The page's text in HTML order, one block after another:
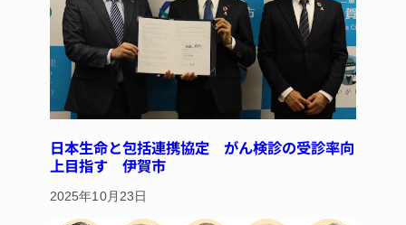
日本生命と包括連携協定 がん検診の受診率向
上目指す 伊賀市
2025年10月23日